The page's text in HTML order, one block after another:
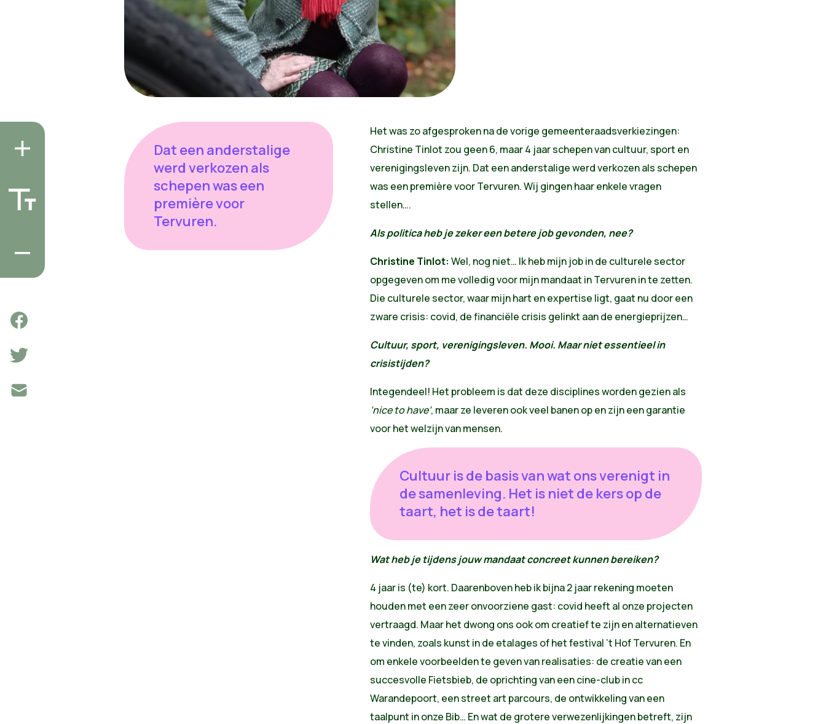
Dat een anderstalige
werd verkozen als
schepen was een
première voor
Tervuren.
Het was zo afgesproken na de vorige gemeenteraadsverkiezingen:
Christine Tinlot zou geen 6, maar 4 jaar schepen van cultuur, sport en
verenigingsleven zijn. Dat een anderstalige werd verkozen als schepen
was een première voor Tervuren. Wij gingen haar enkele vragen
stellen….
Als politica heb je zeker een betere job gevonden, nee?
Christine Tinlot: Wel, nog niet… Ik heb mijn job in de culturele sector
opgegeven om me volledig voor mijn mandaat in Tervuren in te zetten.
Die culturele sector, waar mijn hart en expertise ligt, gaat nu door een
zware crisis: covid, de financiële crisis gelinkt aan de energieprijzen…
Cultuur, sport, verenigingsleven. Mooi. Maar niet essentieel in
crisistijden?
Integendeel! Het probleem is dat deze disciplines worden gezien als
‘nice to have’, maar ze leveren ook veel banen op en zijn een garantie
voor het welzijn van mensen.
Cultuur is de basis van wat ons verenigt in
de samenleving. Het is niet de kers op de
taart, het is de taart!
Wat heb je tijdens jouw mandaat concreet kunnen bereiken?
4 jaar is (te) kort. Daarenboven heb ik bijna 2 jaar rekening moeten
houden met een zeer onvoorziene gast: covid heeft al onze projecten
vertraagd. Maar het dwong ons ook om creatief te zijn en alternatieven
te vinden, zoals kunst in de etalages of het festival ’t Hof Tervuren. En
om enkele voorbeelden te geven van realisaties: de creatie van een
succesvolle Fietsbieb, de oprichting van een cine-club in cc
Warandepoort, een street art parcours, de ontwikkeling van een
taalpunt in onze Bib… En wat de grotere verwezenlijkingen betreft, zijn